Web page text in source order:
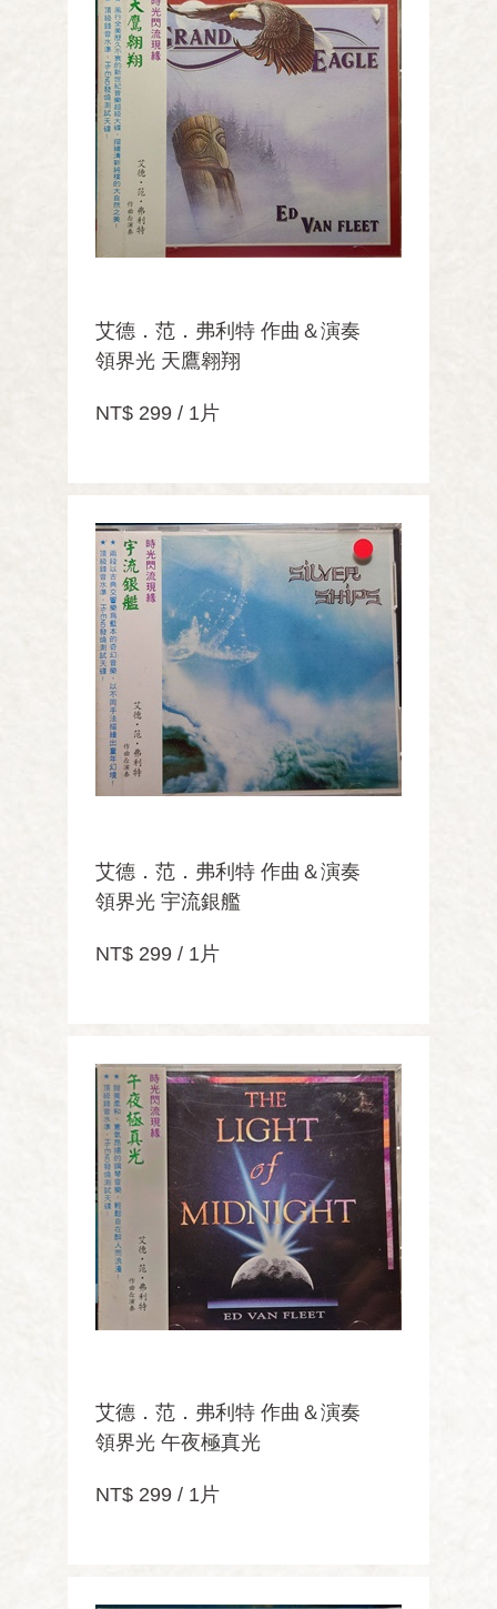
艾德．范．弗利特 作曲＆演奏
領界光 天鷹翱翔
NT$ 299 / 1片
艾德．范．弗利特 作曲＆演奏
領界光 宇流銀艦
NT$ 299 / 1片
艾德．范．弗利特 作曲＆演奏
領界光 午夜極真光
NT$ 299 / 1片